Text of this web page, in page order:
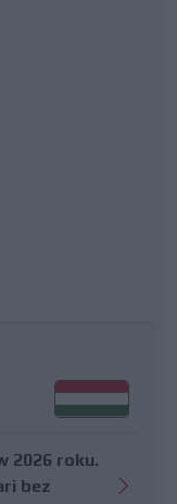
2026 roku.
bez